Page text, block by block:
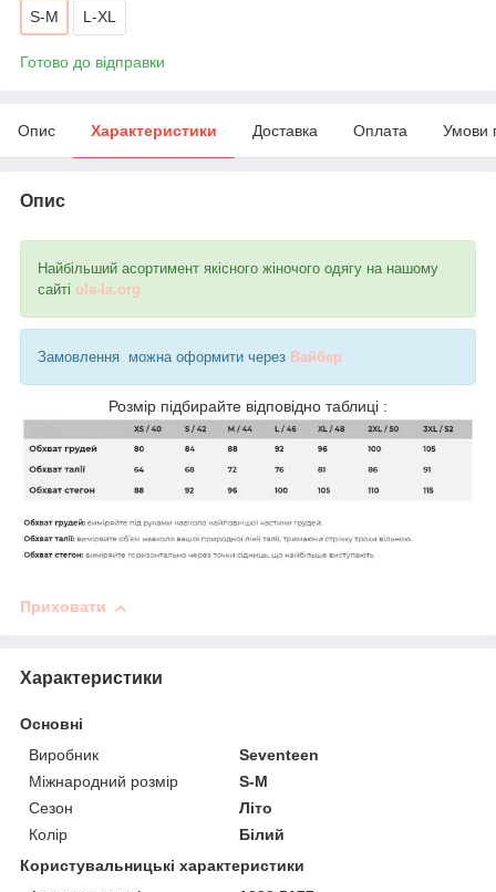
S-M L-XL
Готово до відправки
Опис Характеристики Доставка Оплата Умови
Опис
Найбільший асортимент якісного жіночого одягу на нашому
сайті ola-la.org
Замовлення можна оформити через Вайбер
Розмір підбирайте відповідно таблиці :
Приховати
Характеристики
Основні
Виробник
Seventeen
Міжнародний розмір
S-M
Сезон
Літо
Колір
Білий
Користувальницькі характеристики